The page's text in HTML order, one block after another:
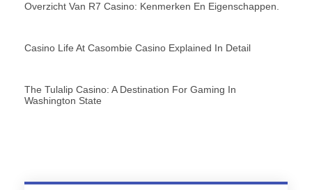
Overzicht Van R7 Casino: Kenmerken En Eigenschappen.
Casino Life At Casombie Casino Explained In Detail
The Tulalip Casino: A Destination For Gaming In
Washington State